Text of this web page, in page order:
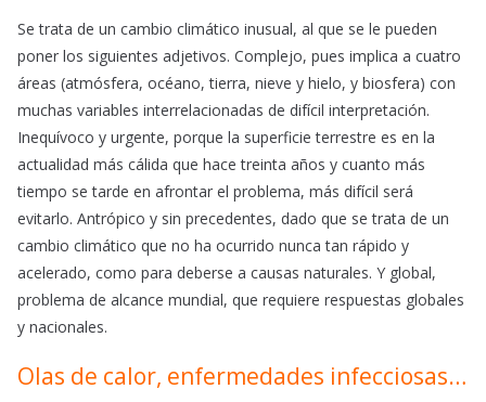
Se trata de un cambio climático inusual, al que se le pueden
poner los siguientes adjetivos. Complejo, pues implica a cuatro
áreas (atmósfera, océano, tierra, nieve y hielo, y biosfera) con
muchas variables interrelacionadas de difícil interpretación.
Inequívoco y urgente, porque la superficie terrestre es en la
actualidad más cálida que hace treinta años y cuanto más
tiempo se tarde en afrontar el problema, más difícil será
evitarlo. Antrópico y sin precedentes, dado que se trata de un
cambio climático que no ha ocurrido nunca tan rápido y
acelerado, como para deberse a causas naturales. Y global,
problema de alcance mundial, que requiere respuestas globales
y nacionales.
Olas de calor, enfermedades infecciosas…